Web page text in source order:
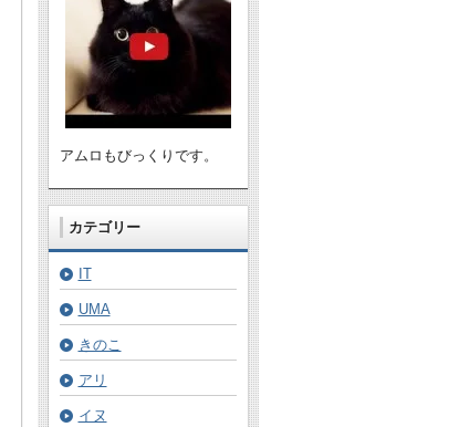
アムロもびっくりです。
カテゴリー
IT
UMA
きのこ
アリ
イヌ